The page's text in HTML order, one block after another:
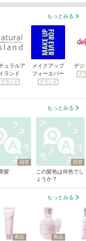
もっとみる
ュラルア
ランド
ブランド
メイクアップ
フォーエバー
ブランド
デジ
ブ
もっとみる
回答
髪
回答
この髪色は何色でし
ょうか？
もっとみる
商品 商品